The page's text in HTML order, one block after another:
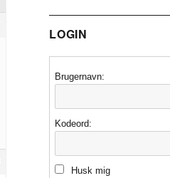
LOGIN
Brugernavn:
Kodeord:
Husk mig